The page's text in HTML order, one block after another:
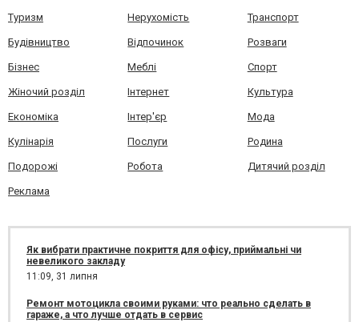
Туризм Нерухомість Транспорт
Будівництво Відпочинок Розваги
Бізнес Меблі Спорт
Жіночий розділ Інтернет Культура
Економіка Інтер'єр Мода
Кулінарія Послуги Родина
Подорожі Робота Дитячий розділ
Реклама
Як вибрати практичне покриття для офісу, приймальні чи
невеликого закладу
11:09, 31 липня
Ремонт мотоцикла своими руками: что реально сделать в
гараже, а что лучше отдать в сервис